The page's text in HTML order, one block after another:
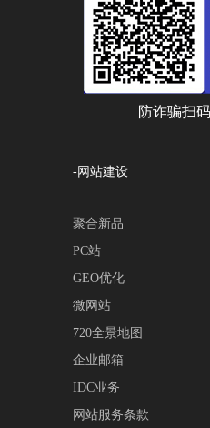
防诈骗扫
-网站建设
聚合新品
PC站
GEO优化
微网站
720全景地图
企业邮箱
IDC业务
网站服务条款